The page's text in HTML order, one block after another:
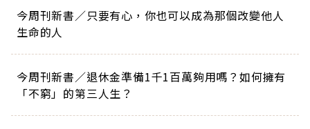
今周刊新書／只要有心，你也可以成為那個改變他人
生命的人
今周刊新書／退休金準備1千1百萬夠用嗎？如何擁有
「不窮」的第三人生？